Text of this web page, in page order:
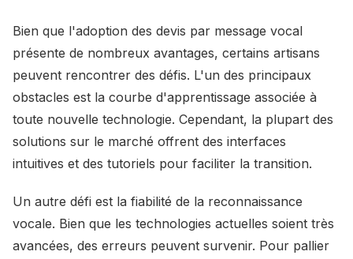
Bien que l'adoption des devis par message vocal
présente de nombreux avantages, certains artisans
peuvent rencontrer des défis. L'un des principaux
obstacles est la courbe d'apprentissage associée à
toute nouvelle technologie. Cependant, la plupart des
solutions sur le marché offrent des interfaces
intuitives et des tutoriels pour faciliter la transition.
Un autre défi est la fiabilité de la reconnaissance
vocale. Bien que les technologies actuelles soient très
avancées, des erreurs peuvent survenir. Pour pallier